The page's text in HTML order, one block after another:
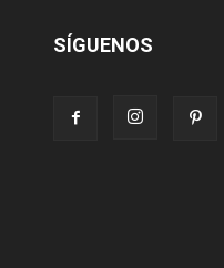
SÍGUENOS